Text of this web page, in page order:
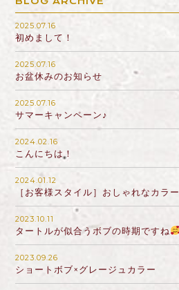
2025.07.16
初めまして！
2025.07.16
お盆休みのお知らせ
2025.07.16
サマーキャンペーン♪
2024.02.16
こんにちは！
2024.01.12
［お客様スタイル］おしゃれなカラー
2023.10.11
タートルが似合うボブの時期ですね
2023.09.26
ショートボブ×グレージュカラー